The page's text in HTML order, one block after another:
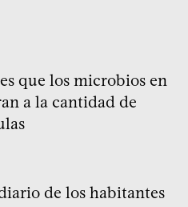
que los microbios en
a la cantidad de
de los habitantes